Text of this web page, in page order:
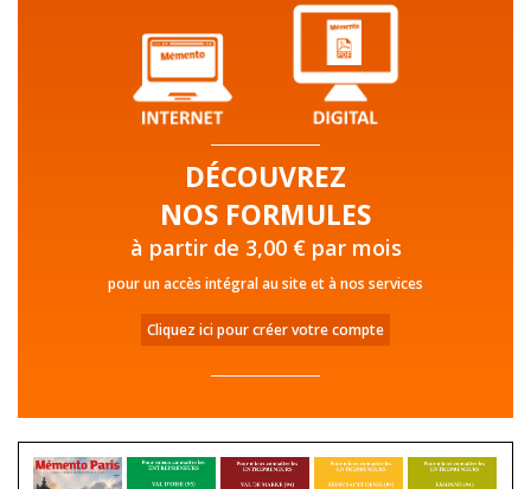
DÉCOUVREZ
NOS FORMULES
à partir de 3,00 € par mois
pour un accès intégral au site et à nos services
Cliquez ici pour créer votre compte